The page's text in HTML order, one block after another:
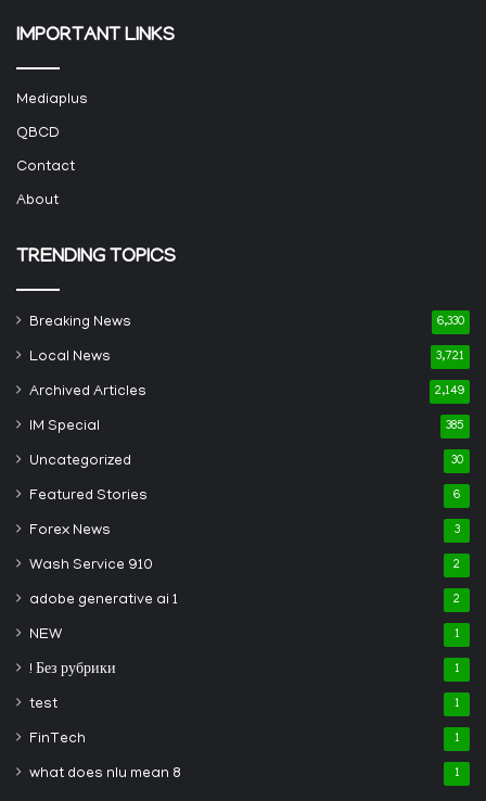
IMPORTANT LINKS
Mediaplus
QBCD
Contact
About
TRENDING TOPICS
Breaking News 6,330
Local News 3,721
Archived Articles 2,149
IM Special 385
Uncategorized 30
Featured Stories 6
Forex News 3
Wash Service 910 2
adobe generative ai 1 2
NEW 1
! Без рубрики 1
test 1
FinTech 1
what does nlu mean 8 1